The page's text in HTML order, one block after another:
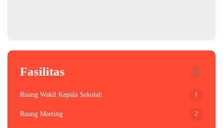
Fasilitas
Ruang Wakil Kepala Sekolah 1
Ruang Meeting 2